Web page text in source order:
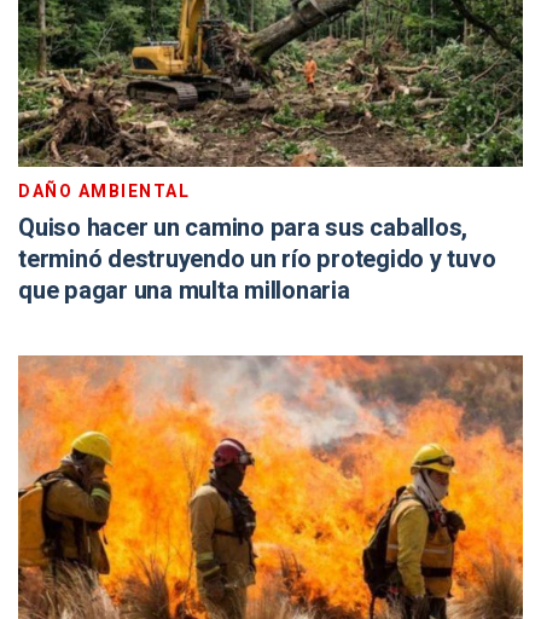
DAÑO AMBIENTAL
Quiso hacer un camino para sus caballos,
terminó destruyendo un río protegido y tuvo
que pagar una multa millonaria